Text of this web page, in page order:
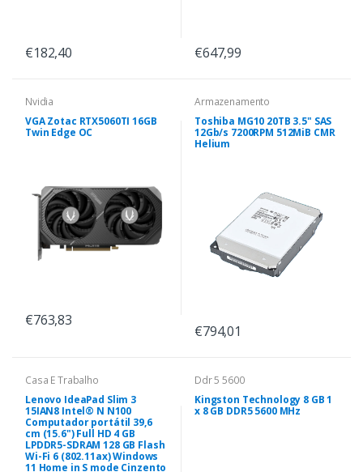
€182,40 €647,99
Nvidia
VGA Zotac RTX5060TI 16GB
Twin Edge OC
€763,83
Armazenamento
Toshiba MG10 20TB 3.5" SAS
12Gb/s 7200RPM 512MiB CMR
Helium
€794,01
Casa E Trabalho
Lenovo IdeaPad Slim 3
15IAN8 Intel® N N100
Computador portátil 39,6
cm (15.6") Full HD 4 GB
LPDDR5-SDRAM 128 GB Flash
Wi-Fi 6 (802.11ax) Windows
11 Home in S mode Cinzento
Ddr 5 5600
Kingston Technology 8 GB 1
x 8 GB DDR5 5600 MHz